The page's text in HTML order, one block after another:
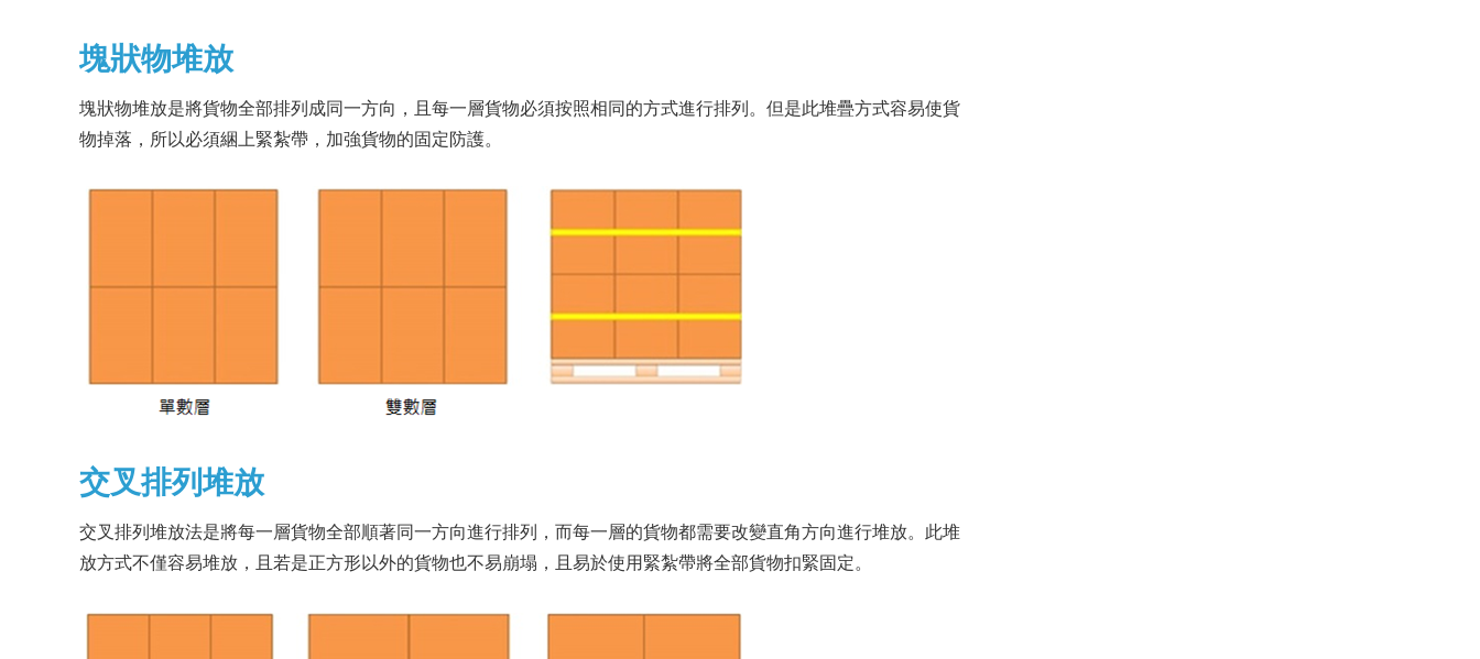
塊狀物堆放
塊狀物堆放是將貨物全部排列成同一方向，且每一層貨物必須按照相同的方式進行排列。但是此堆疊方式容易使貨
物掉落，所以必須綑上緊紮帶，加強貨物的固定防護。
交叉排列堆放
交叉排列堆放法是將每一層貨物全部順著同一方向進行排列，而每一層的貨物都需要改變直角方向進行堆放。此堆
放方式不僅容易堆放，且若是正方形以外的貨物也不易崩塌，且易於使用緊紮帶將全部貨物扣緊固定。